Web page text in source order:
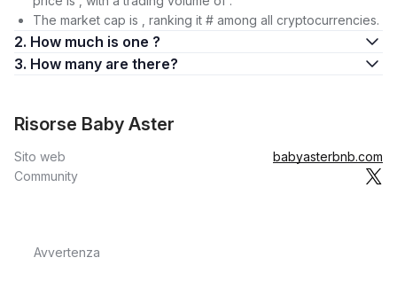
The market cap is , ranking it # among all cryptocurrencies.
2. How much is one ?
3. How many are there?
Risorse Baby Aster
Sito web
babyasterbnb.com
Community
Avvertenza